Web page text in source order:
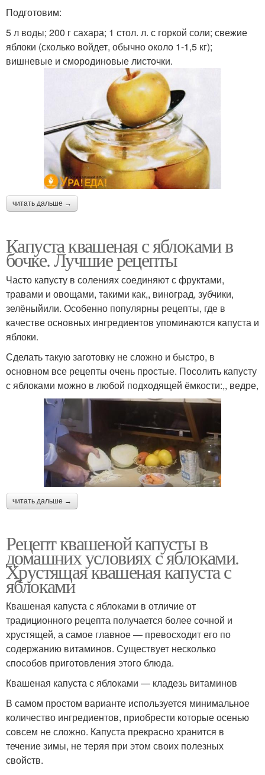
Подготовим:
5 л воды; 200 г сахара; 1 стол. л. с горкой соли; свежие
яблоки (сколько войдет, обычно около 1-1,5 кг);
вишневые и смородиновые листочки.
читать дальше →
Капуста квашеная с яблоками в
бочке. Лучшие рецепты
Часто капусту в солениях соединяют с фруктами,
травами и овощами, такими как,, виноград, зубчики,
зелёныйили. Особенно популярны рецепты, где в
качестве основных ингредиентов упоминаются капуста и
яблоки.
Сделать такую заготовку не сложно и быстро, в
основном все рецепты очень простые. Посолить капусту
с яблоками можно в любой подходящей ёмкости:,, ведре,
читать дальше →
Рецепт квашеной капусты в
домашних условиях с яблоками.
Хрустящая квашеная капуста с
яблоками
Квашеная капуста с яблоками в отличие от
традиционного рецепта получается более сочной и
хрустящей, а самое главное — превосходит его по
содержанию витаминов. Существует несколько
способов приготовления этого блюда.
Квашеная капуста с яблоками — кладезь витаминов
В самом простом варианте используется минимальное
количество ингредиентов, приобрести которые осенью
совсем не сложно. Капуста прекрасно хранится в
течение зимы, не теряя при этом своих полезных
свойств.